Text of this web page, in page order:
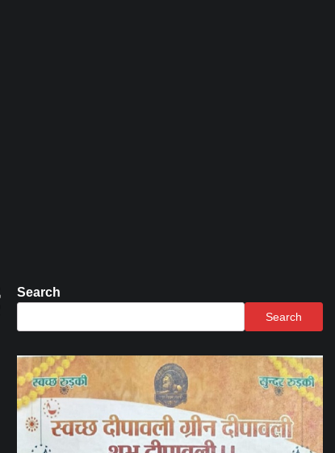
Search
Search